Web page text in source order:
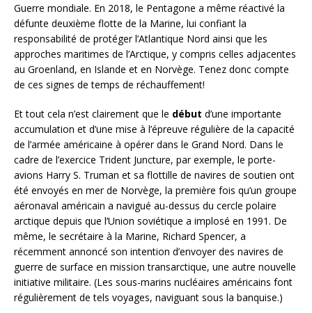
Guerre mondiale. En 2018, le Pentagone a même réactivé la
défunte deuxième flotte de la Marine, lui confiant la
responsabilité de protéger l’Atlantique Nord ainsi que les
approches maritimes de l’Arctique, y compris celles adjacentes
au Groenland, en Islande et en Norvège. Tenez donc compte
de ces signes de temps de réchauffement!
Et tout cela n’est clairement que le début d’une importante
accumulation et d’une mise à l’épreuve régulière de la capacité
de l’armée américaine à opérer dans le Grand Nord. Dans le
cadre de l’exercice Trident Juncture, par exemple, le porte-
avions Harry S. Truman et sa flottille de navires de soutien ont
été envoyés en mer de Norvège, la première fois qu’un groupe
aéronaval américain a navigué au-dessus du cercle polaire
arctique depuis que l’Union soviétique a implosé en 1991. De
même, le secrétaire à la Marine, Richard Spencer, a
récemment annoncé son intention d’envoyer des navires de
guerre de surface en mission transarctique, une autre nouvelle
initiative militaire. (Les sous-marins nucléaires américains font
régulièrement de tels voyages, naviguant sous la banquise.)